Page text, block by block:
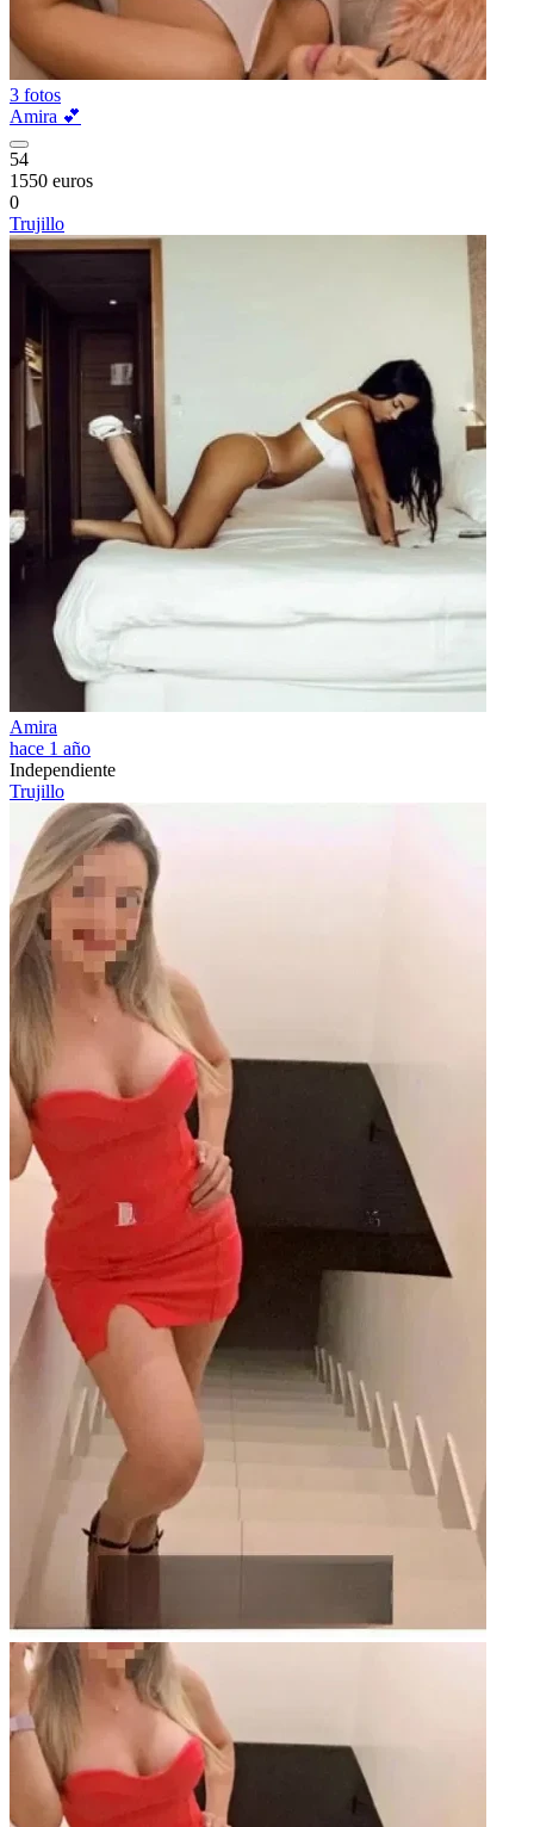
3 fotos
Amira 💕
54
1550 euros
0
Trujillo
Amira
hace 1 año
Independiente
Trujillo